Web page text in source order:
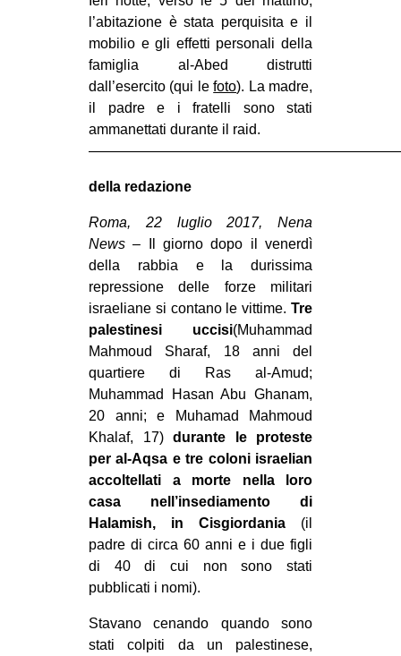
l’abitazione è stata perquisita e il
mobilio e gli effetti personali della
famiglia al-Abed distrutti
dall’esercito (qui lefoto). La madre,
il padre e i fratelli sono stati
ammanettati durante il raid.
della redazione
Roma, 22 luglio 2017, Nena
News – Il giorno dopo il venerdì
della rabbia e la durissima
repressione delle forze militari
israeliane si contano le vittime. Tre
palestinesi uccisi(Muhammad
Mahmoud Sharaf, 18 anni del
quartiere di Ras al-Amud;
Muhammad Hasan Abu Ghanam,
20 anni; e Muhamad Mahmoud
Khalaf, 17) durante le proteste
per al-Aqsa e tre coloni israelian
accoltellati a morte nella loro
casa nell’insediamento di
Halamish, in Cisgiordania (il
padre di circa 60 anni e i due figli
di 40 di cui non sono stati
pubblicati i nomi).
Stavano cenando quando sono
stati colpiti da un palestinese,